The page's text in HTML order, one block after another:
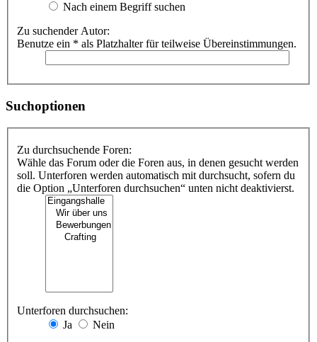
Nach einem Begriff suchen
Zu suchender Autor:
Benutze ein * als Platzhalter für teilweise Übereinstimmungen.
Suchoptionen
Zu durchsuchende Foren:
Wähle das Forum oder die Foren aus, in denen gesucht werden
soll. Unterforen werden automatisch mit durchsucht, sofern du
die Option „Unterforen durchsuchen“ unten nicht deaktivierst.
Unterforen durchsuchen:
Ja
Nein